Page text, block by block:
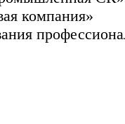
компания»